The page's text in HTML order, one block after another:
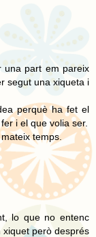
una part em pareix
segut una xiqueta i
perquè ha fet el
i el que volia ser.
temps.
lo que no entenc
però després